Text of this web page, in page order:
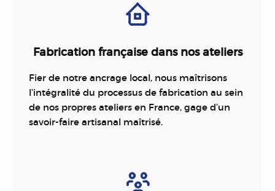
Fabrication française dans nos ateliers
Fier de notre ancrage local, nous maîtrisons
l’intégralité du processus de fabrication au sein
de nos propres ateliers en France, gage d’un
savoir-faire artisanal maîtrisé.